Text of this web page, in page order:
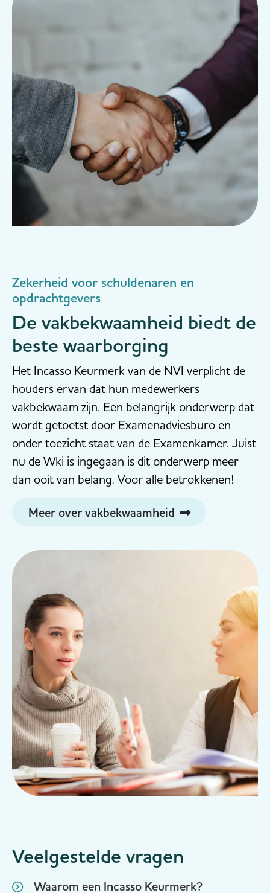
Zekerheid voor schuldenaren en
opdrachtgevers
De vakbekwaamheid biedt de
beste waarborging
Het Incasso Keurmerk van de NVI verplicht de
houders ervan dat hun medewerkers
vakbekwaam zijn. Een belangrijk onderwerp dat
wordt getoetst door Examenadviesburo en
onder toezicht staat van de Examenkamer. Juist
nu de Wki is ingegaan is dit onderwerp meer
dan ooit van belang. Voor alle betrokkenen!
Meer over vakbekwaamheid
Veelgestelde vragen
Waarom een Incasso Keurmerk?